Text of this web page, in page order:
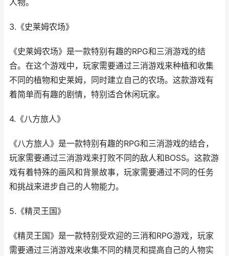
人物。
3.《史莱姆农场》
《史莱姆农场》是一款特别有趣的RPG和三消游戏的结
合。在这个游戏中，玩家需要通过三消游戏来种植和收集
不同的植物和史莱姆，同时建立自己的农场。这款游戏有
着简单而有趣的剧情，特别适合休闲玩家。
4.《八方旅人》
《八方旅人》是一款特别有趣的RPG和三消游戏的结合，
玩家需要通过三消游戏来打败不同的敌人和BOSS。这款游
戏有着特殊的画风和背景故事，玩家需要通过不同的任务
和挑战来进步自己的人物能力。
5.《精灵王国》
《精灵王国》是一款特别受欢迎的三消和RPG游戏，玩家
需要通过三消游戏来收集不同的精灵和提高自己的人物实